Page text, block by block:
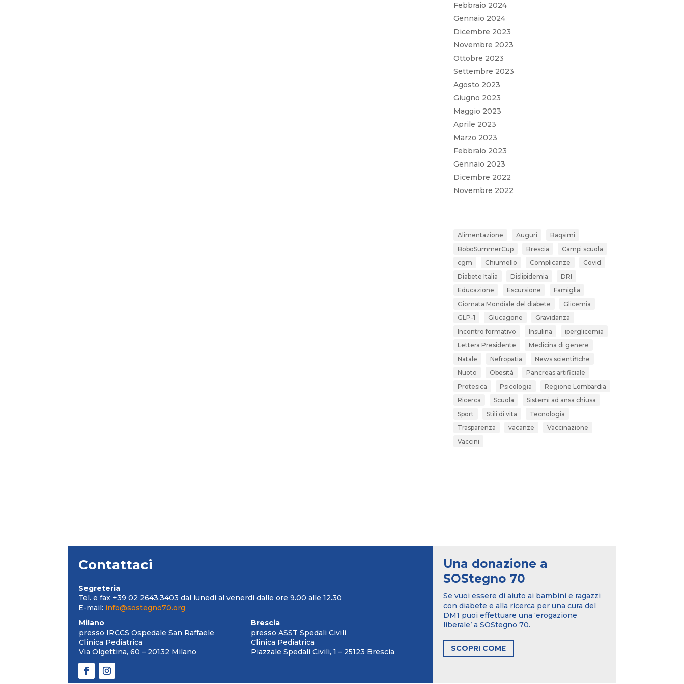
Febbraio 2024
Gennaio 2024
Dicembre 2023
Novembre 2023
Ottobre 2023
Settembre 2023
Agosto 2023
Giugno 2023
Maggio 2023
Aprile 2023
Marzo 2023
Febbraio 2023
Gennaio 2023
Dicembre 2022
Novembre 2022
Alimentazione Auguri
Baqsimi
BoboSummerCup
Brescia
Campi scuola
cgm
Chiumello Complicanze
Covid
Diabete Italia
Dislipidemia
DRI
Educazione
Escursione
Famiglia
Giornata Mondiale del diabete
Glicemia
GLP-1
Glucagone
Gravidanza
Incontro formativo
Insulina
iperglicemia
Lettera Presidente
Medicina di genere
Natale
Nefropatia
News scientifiche
Nuoto
Obesità
Pancreas artificiale
Protesica
Psicologia
Regione Lombardia
Ricerca
Scuola
Sistemi ad ansa chiusa
Sport
Stili di vita
Tecnologia
Trasparenza
vacanze
Vaccinazione
Vaccini
Contattaci
Segreteria
Tel. e fax +39 02 2643.3403 dal lunedì al venerdì dalle ore 9.00 alle 12.30
E-mail: info@sostegno70.org
Milano
presso IRCCS Ospedale San Raffaele
Clinica Pediatrica
Via Olgettina, 60 – 20132 Milano
Brescia
presso ASST Spedali Civili
Clinica Pediatrica
Piazzale Spedali Civili, 1 – 25123 Brescia
Una donazione a
SOStegno 70
Se vuoi essere di aiuto ai bambini e ragazzi
con diabete e alla ricerca per una cura del
DM1 puoi effettuare una ‘erogazione
liberale’ a SOStegno 70.
SCOPRI COME